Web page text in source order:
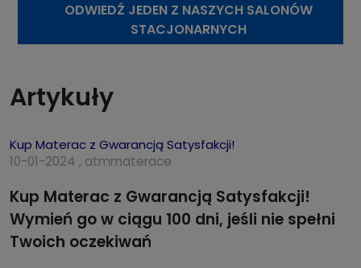
ODWIEDŹ JEDEN Z NASZYCH SALONÓW
STACJONARNYCH
Artykuły
Kup Materac z Gwarancją Satysfakcji!
10-01-2024 , atmmaterace
Kup Materac z Gwarancją Satysfakcji!
Wymień go w ciągu 100 dni, jeśli nie spełni
Twoich oczekiwań